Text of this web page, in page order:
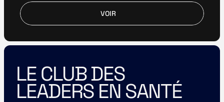
VOIR
LE CLUB DES
LEADERS EN SANTÉ